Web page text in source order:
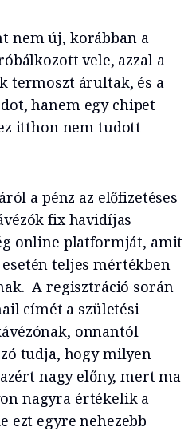
nem új, korábban a
vele, azzal a
termoszt árultak, és a
hanem egy chipet
itthon nem tudott
a pénz az előfizetéses
fix havidíjas
online platformját, amit
teljes mértékben
A regisztráció során
címét a születési
onnantól
tudja, hogy milyen
nagy előny, mert ma
nagyra értékelik a
ezt egyre nehezebb